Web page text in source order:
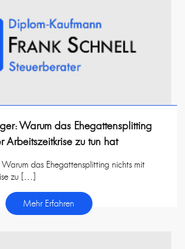
Warum das Ehegattensplitting
Arbeitszeitkrise zu tun hat
Warum das Ehegattensplitting nichts mit
zu […]
Mehr Erfahren